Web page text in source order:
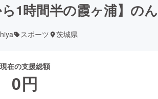
1時間半の霞ヶ浦】の
スポーツ 茨城県
現在の支援総額
0円